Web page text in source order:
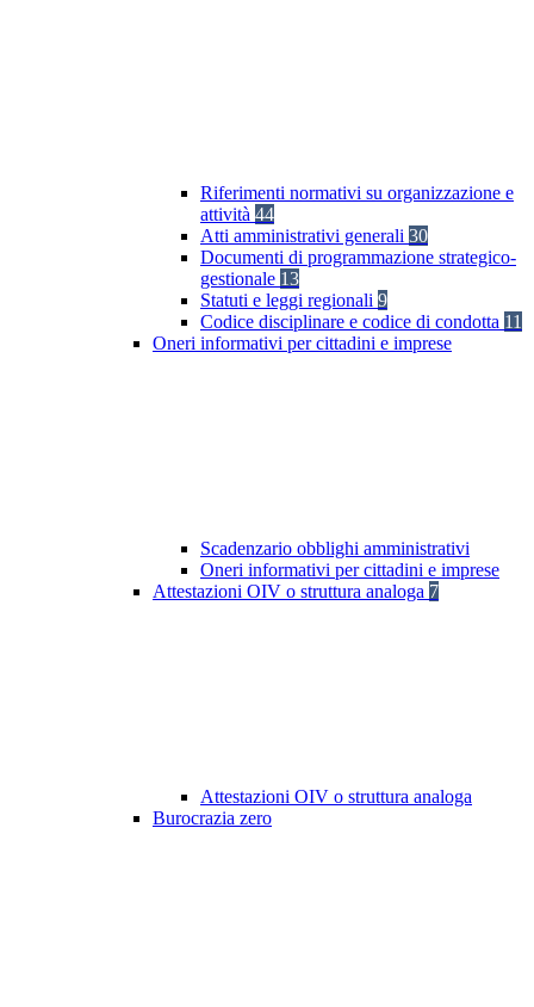
Riferimenti normativi su organizzazione e
attività 44
Atti amministrativi generali 30
Documenti di programmazione strategico-
gestionale 13
Statuti e leggi regionali 9
Codice disciplinare e codice di condotta 11
Oneri informativi per cittadini e imprese
Scadenzario obblighi amministrativi
Oneri informativi per cittadini e imprese
Attestazioni OIV o struttura analoga 7
Attestazioni OIV o struttura analoga
Burocrazia zero